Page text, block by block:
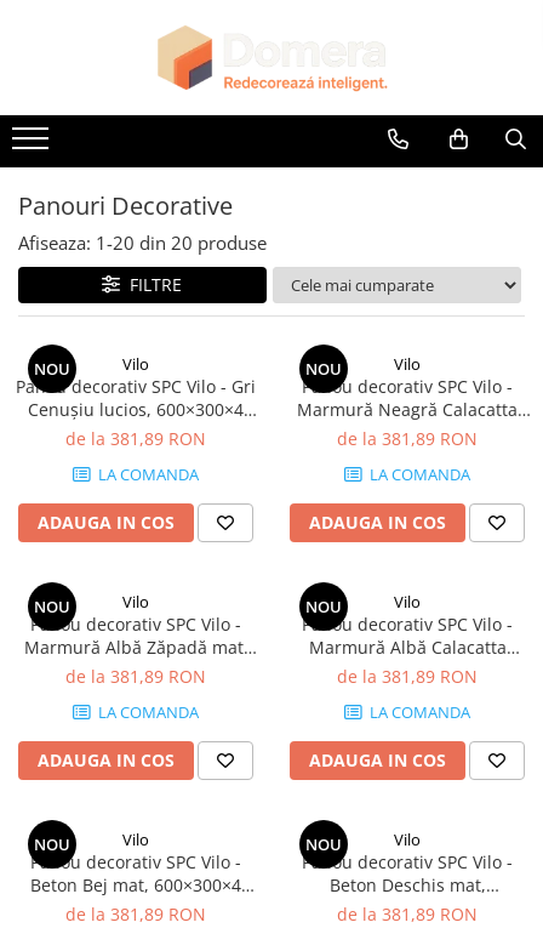
Toate Produsele
Parchet
Parchet SPC
Riflaje Decorative
Riflaj exterior
Riflaje Interioare
Glafuri
Glafuri Exterioare
Plinte, Plinte PVC, Plinte MDF
Plinte PVC
Plinte MDF Premium
Accesorii Plinte
Colt Exterior Plinta
Colt Interior Plinta
Imbinare Plinta
Accesorii
Accesorii Lambriuri
Accesorii Riflaje Decorative
Capac Glaf Interior
Izolatie Parchet
Prag de trecere
Panouri Decorative
Afiseaza: 1-20 din 20 produse
FILTRE
NOU Vilo
Panou decorativ SPC Vilo - Gri
Cenușiu lucios, 600×300×4
mm, 2.34 mp/cutie (13
de la 381,89 RON
LA COMANDA
ADAUGA IN COS
NOU Vilo
Panou decorativ SPC Vilo -
Marmură Neagră Calacatta
lucios, 600×300×4 mm, 2.34
de la 381,89 RON
LA COMANDA
ADAUGA IN COS
NOU Vilo
Panou decorativ SPC Vilo -
Marmură Albă Zăpadă mat,
600×300×4 mm, 2.34 mp/cutie
de la 381,89 RON
LA COMANDA
ADAUGA IN COS
NOU Vilo
Panou decorativ SPC Vilo -
Marmură Albă Calacatta
lucios, 600×300×4 mm, 2.34
de la 381,89 RON
LA COMANDA
ADAUGA IN COS
NOU Vilo
Panou decorativ SPC Vilo -
Beton Bej mat, 600×300×4
mm, 2.34 mp/cutie (13
de la 381,89 RON
NOU Vilo
Panou decorativ SPC Vilo -
Beton Deschis mat,
600×300×4 mm, 2.34 mp/cutie
de la 381,89 RON